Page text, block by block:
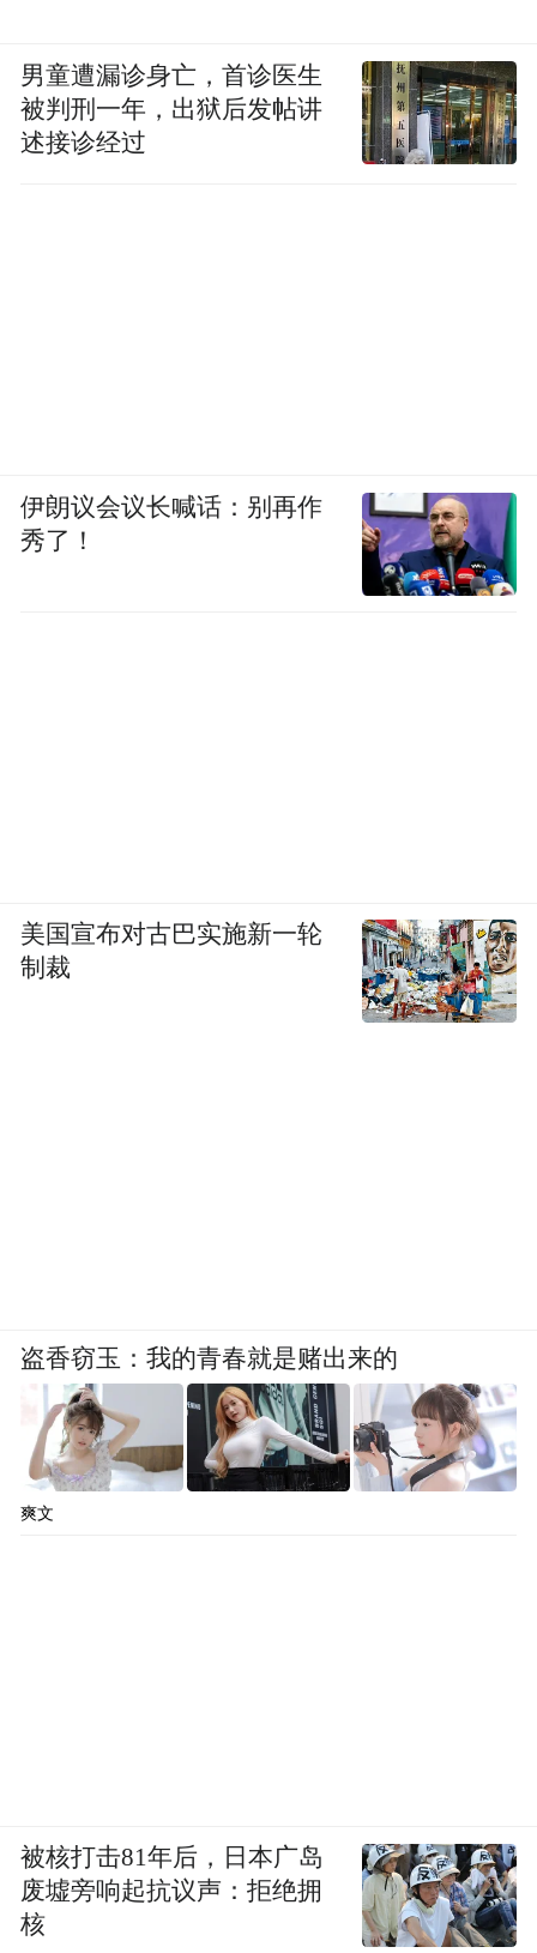
男童遭漏诊身亡，首诊医生
被判刑一年，出狱后发帖讲
述接诊经过
伊朗议会议长喊话：别再作
秀了！
美国宣布对古巴实施新一轮
制裁
盗香窃玉：我的青春就是赌出来的
爽文
被核打击81年后，日本广岛
废墟旁响起抗议声：拒绝拥
核